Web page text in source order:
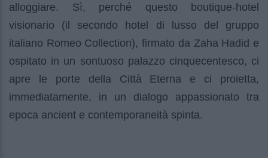
alloggiare. Sì, perché questo boutique-hotel
visionario (il secondo hotel di lusso del gruppo
italiano Romeo Collection), firmato da Zaha Hadid e
ospitato in un sontuoso palazzo cinquecentesco, ci
apre le porte della Città Eterna e ci proietta,
immediatamente, in un dialogo appassionato tra
epoca ancient e contemporaneità spinta.